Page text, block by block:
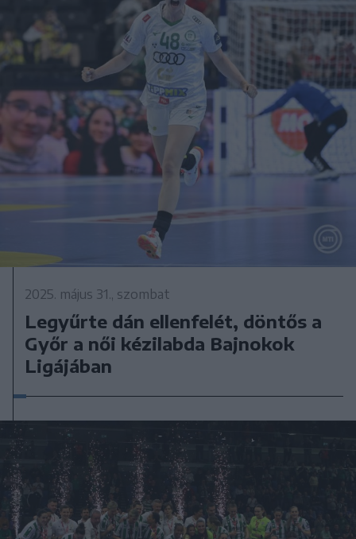
2025. május 31., szombat
Legyűrte dán ellenfelét, döntős a
Győr a női kézilabda Bajnokok
Ligájában